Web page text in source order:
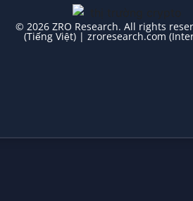
© 2026 ZRO Research. All rights
(Tiếng Việt) | zroresearch.com